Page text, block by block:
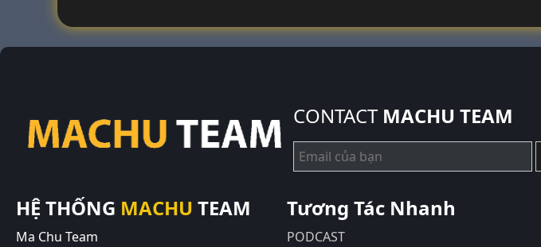
CONTACT MACHU TEAM
HỆ THỐNG MACHU TEAM
Ma Chu Team
Tương Tác Nhanh
PODCAST